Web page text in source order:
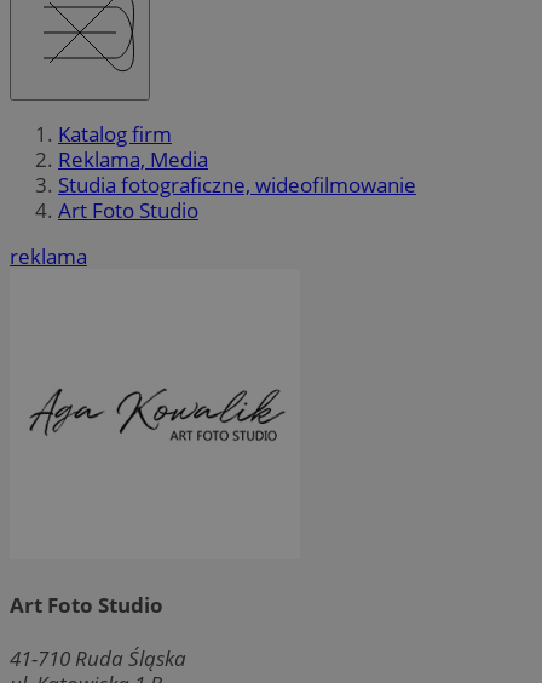
Katalog firm
Reklama, Media
Studia fotograficzne, wideofilmowanie
Art Foto Studio
reklama
Art Foto Studio
41-710 Ruda Śląska